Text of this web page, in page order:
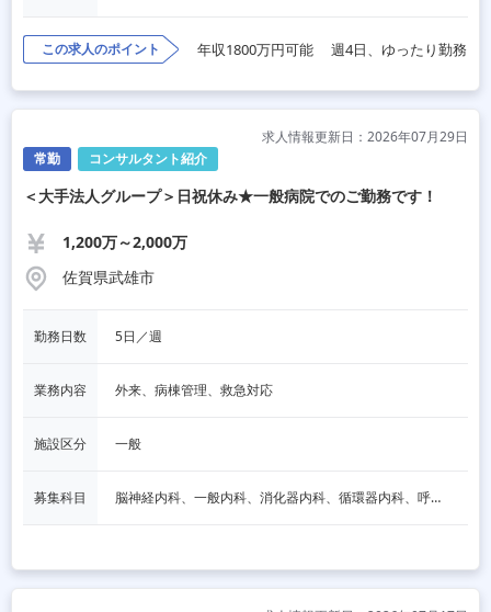
この求人のポイント 年収1800万円可能 週4日、ゆったり勤務
常勤 コンサルタント紹介
求人情報更新日：2026年07月29日
＜大手法人グループ＞日祝休み★一般病院でのご勤務です！
1,200万～2,000万
佐賀県武雄市
勤務日数 5日／週
業務内容 外来、病棟管理、救急対応
施設区分 一般
募集科目 脳神経内科、一般内科、消化器内科、循環器内科、呼吸器内科、血液内科、内分泌内科、老人内科、一般外科、消化器外科、その他